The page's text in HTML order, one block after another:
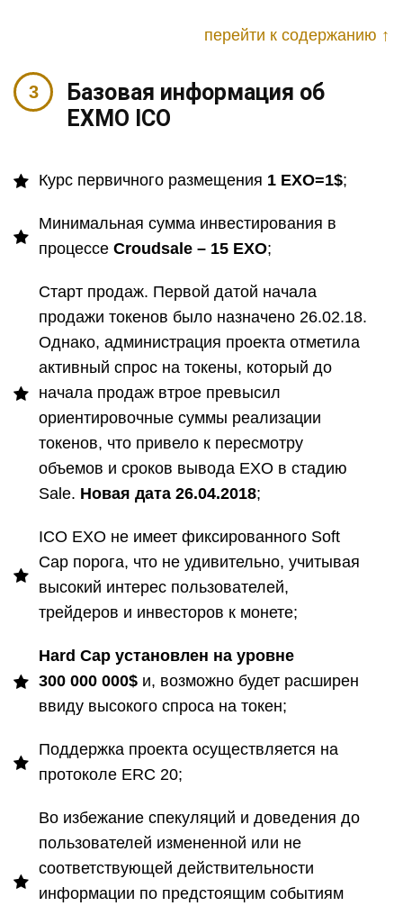
перейти к содержанию ↑
Базовая информация об
EXMO ICO
Курс первичного размещения 1 EXO=1$;
Минимальная сумма инвестирования в
процессе Croudsale – 15 EXO;
Старт продаж. Первой датой начала
продажи токенов было назначено 26.02.18.
Однако, администрация проекта отметила
активный спрос на токены, который до
начала продаж втрое превысил
ориентировочные суммы реализации
токенов, что привело к пересмотру
объемов и сроков вывода EXO в стадию
Sale. Новая дата 26.04.2018;
ICO EXO не имеет фиксированного Soft
Cap порога, что не удивительно, учитывая
высокий интерес пользователей,
трейдеров и инвесторов к монете;
Hard Cap установлен на уровне
300 000 000$ и, возможно будет расширен
ввиду высокого спроса на токен;
Поддержка проекта осуществляется на
протоколе ERC 20;
Во избежание спекуляций и доведения до
пользователей измененной или не
соответствующей действительности
информации по предстоящим событиям